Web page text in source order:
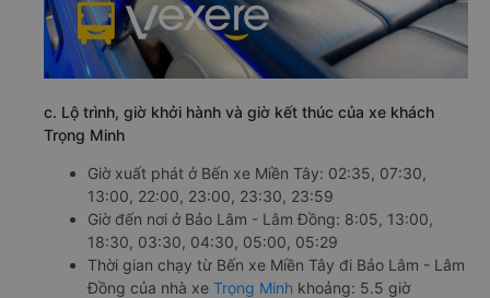
c. Lộ trình, giờ khởi hành và giờ kết thúc của xe khách
Trọng Minh
Giờ xuất phát ở Bến xe Miền Tây: 02:35, 07:30,
13:00, 22:00, 23:00, 23:30, 23:59
Giờ đến nơi ở Bảo Lâm - Lâm Đồng: 8:05, 13:00,
18:30, 03:30, 04:30, 05:00, 05:29
Thời gian chạy từ Bến xe Miền Tây đi Bảo Lâm - Lâm
Đồng của nhà xe Trọng Minh khoảng: 5.5 giờ